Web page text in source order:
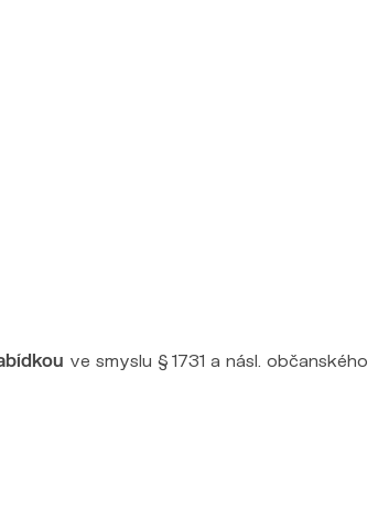
ve smyslu § 1731 a násl. občanského